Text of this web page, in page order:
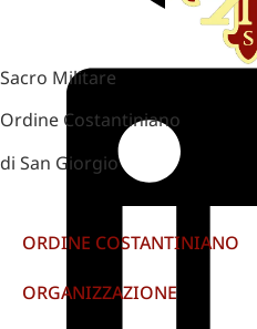
Sacro Militare
Ordine Costantiniano
di San Giorgio
ORDINE COSTANTINIANO
ORGANIZZAZIONE